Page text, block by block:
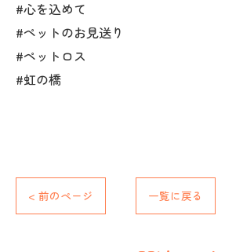
#心を込めて
#ペットのお見送り
#ペットロス
#虹の橋
< 前のページ 一覧に戻る